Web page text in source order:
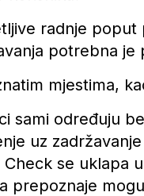
radnje
potrebna je
mjestima,
sami određuju
uz
se uklapa
prepoznaje